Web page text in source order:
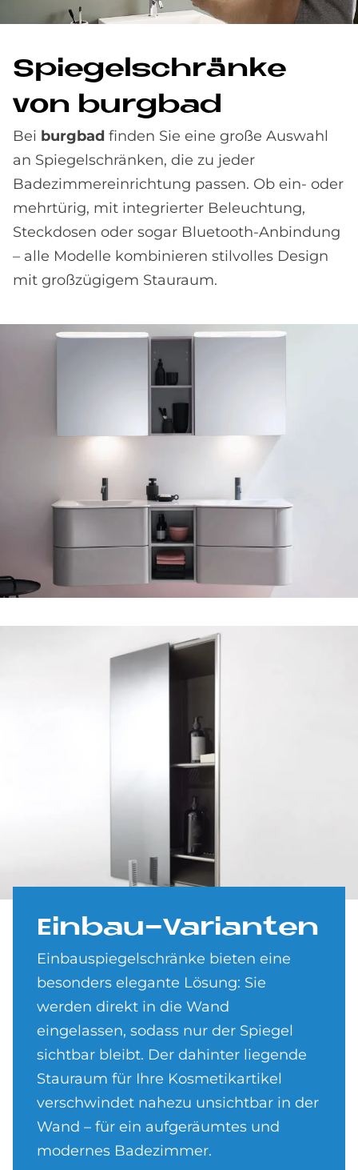
Spie­gel­schrän­ke
von burg­bad
Bei burgbad finden Sie eine große Auswahl
an Spiegelschränken, die zu jeder
Badezimmereinrichtung passen. Ob ein- oder
mehrtürig, mit integrierter Beleuchtung,
Steckdosen oder sogar Bluetooth-Anbindung
– alle Modelle kombinieren stilvolles Design
mit großzügigem Stauraum.
Ein­bau-Va­ri­an­ten
Einbauspiegelschränke bieten eine
besonders elegante Lösung: Sie
werden direkt in die Wand
eingelassen, sodass nur der Spiegel
sichtbar bleibt. Der dahinter liegende
Stauraum für Ihre Kosmetikartikel
verschwindet nahezu unsichtbar in der
Wand – für ein aufgeräumtes und
modernes Badezimmer.